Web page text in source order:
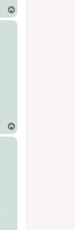
u
u